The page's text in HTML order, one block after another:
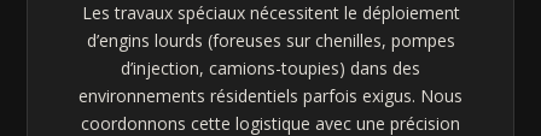
Les travaux spéciaux nécessitent le déploiement
d’engins lourds (foreuses sur chenilles, pompes
d’injection, camions-toupies) dans des
environnements résidentiels parfois exigus. Nous
coordonnons cette logistique avec une précision